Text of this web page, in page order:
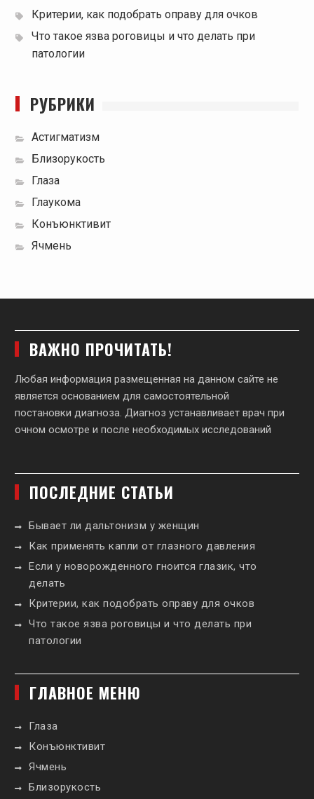
Критерии, как подобрать оправу для очков
Что такое язва роговицы и что делать при
патологии
РУБРИКИ
Астигматизм
Близорукость
Глаза
Глаукома
Конъюнктивит
Ячмень
ВАЖНО ПРОЧИТАТЬ!
Любая информация размещенная на данном сайте не
является основанием для самостоятельной
постановки диагноза. Диагноз устанавливает врач при
очном осмотре и после необходимых исследований
ПОСЛЕДНИЕ СТАТЬИ
Бывает ли дальтонизм у женщин
Как применять капли от глазного давления
Если у новорожденного гноится глазик, что
делать
Критерии, как подобрать оправу для очков
Что такое язва роговицы и что делать при
патологии
ГЛАВНОЕ МЕНЮ
Глаза
Конъюнктивит
Ячмень
Близорукость